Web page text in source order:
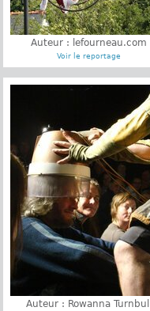
Auteur : lefourneau.com
Voir le reportage
Auteur : Rowanna